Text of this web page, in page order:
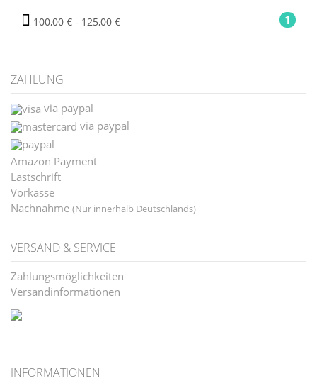
1
100,00 € - 125,00 €
ZAHLUNG
via paypal
via paypal
Amazon Payment
Lastschrift
Vorkasse
Nachnahme (Nur innerhalb Deutschlands)
VERSAND & SERVICE
Zahlungsmöglichkeiten
Versandinformationen
INFORMATIONEN